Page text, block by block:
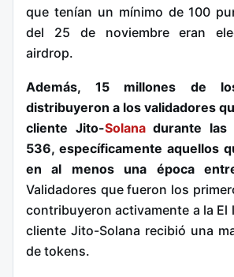
que tenían un mínimo de 100
del 25 de noviembre eran
airdrop.
Además, 15 millones de
distribuyeron a los validadores
cliente Jito-Solanadurante las
536, específicamente aquellos
en al menos una época
Validadores que fueron los
contribuyeron activamente a la El
cliente Jito-Solana recibió una
de tokens.